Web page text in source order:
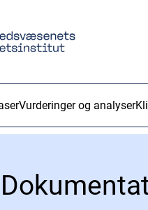
Vurderinger og analyser